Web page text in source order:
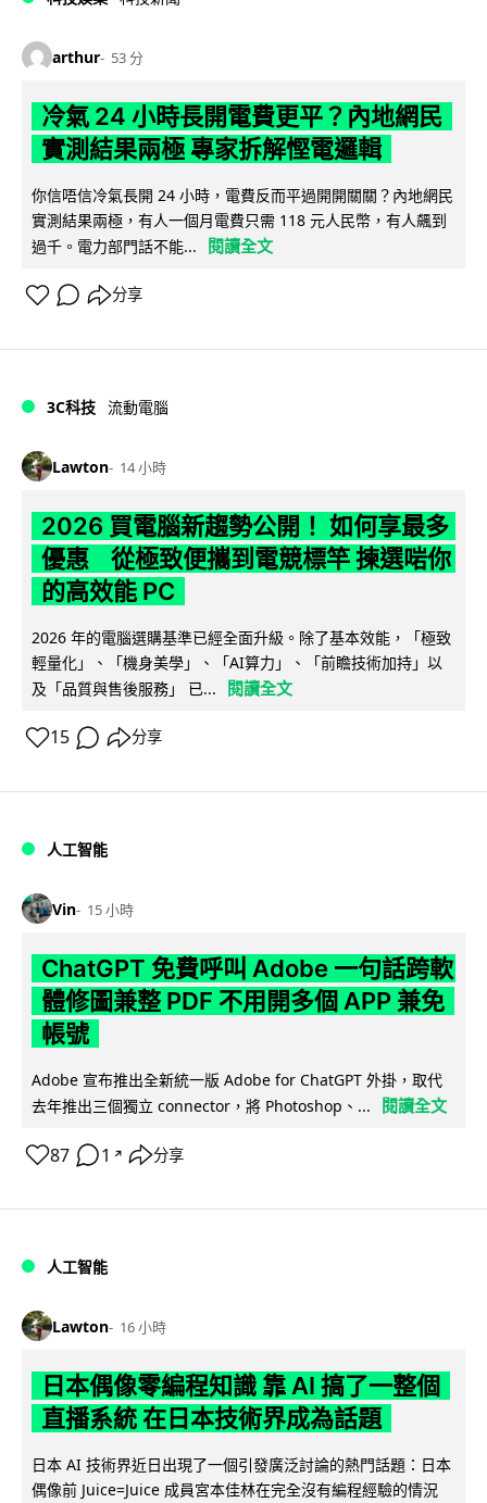
arthur 53 分
冷氣 24 小時長開電費更平？內地網民
實測結果兩極 專家拆解慳電邏輯
你信唔信冷氣長開 24 小時，電費反而平過開開關關？內地網民
實測結果兩極，有人一個月電費只需 118 元人民幣，有人飆到
過千。電力部門話不能...
閱讀全文
分享
3C科技 流動電腦
Lawton 14 小時
2026 買電腦新趨勢公開！ 如何享最多
優惠 從極致便攜到電競標竿 揀選啱你
的高效能 PC
2026 年的電腦選購基準已經全面升級。除了基本效能，「極致
輕量化」、「機身美學」、「AI算力」、「前瞻技術加持」以
及「品質與售後服務」 已...
閱讀全文
15 分享
人工智能
Vin 15 小時
ChatGPT 免費呼叫 Adobe 一句話跨軟
體修圖兼整 PDF 不用開多個 APP 兼免
帳號
Adobe 宣布推出全新統一版 Adobe for ChatGPT 外掛，取代
去年推出三個獨立 connector，將 Photoshop、...
閱讀全文
87 1 ↗ 分享
人工智能
Lawton 16 小時
日本偶像零編程知識 靠 AI 搞了一整個
直播系統 在日本技術界成為話題
日本 AI 技術界近日出現了一個引發廣泛討論的熱門話題：日本
偶像前 Juice=Juice 成員宮本佳林在完全沒有編程經驗的情況